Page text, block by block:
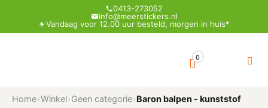
0413-273052
info@meerstickers.nl
Vandaag voor 12.00 uur besteld, morgen in huis*
0
Home›Winkel›Geen categorie›Baron balpen - kunststof